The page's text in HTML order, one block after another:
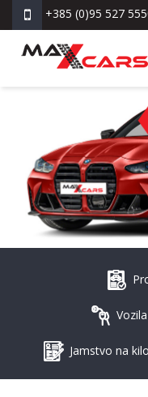
+385 (0)95 527
Jamstvo na